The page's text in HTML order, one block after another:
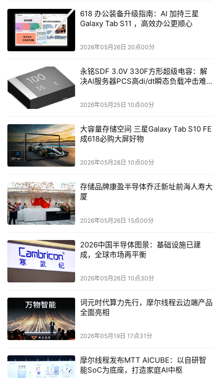
618 办公装备升级指南：AI 加持三星
Galaxy Tab S11 ，高效办公更顺心
2026年05月26日 20点00分
永铭SDF 3.0V 330F方形超级电容：解
决AI服务器PCS高di/dt瞬态负载冲击难
2026年05月25日 10点00分
大容量存储空间 三星Galaxy Tab S10 FE
成618必购大屏好物
2026年05月28日 10点00分
存储品牌康盈半导体乔迁新址前海人寿大
厦
2026年05月26日 15点00分
2026中国半导体图景：基础设施已建
成，全球市场再平衡
2026年05月26日 10点30分
词元时代算力先行，摩尔线程云边端产品
全面亮相
2026年05月19日 17点31分
摩尔线程发布MTT AICUBE：以自研智
能SoC为底座，打造家庭AI中枢